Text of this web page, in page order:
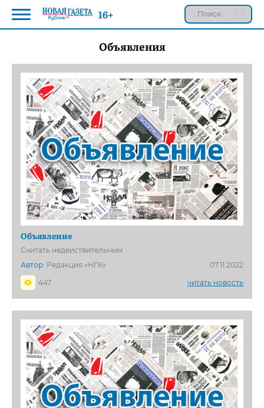
Объявления
Объявление
Считать недействительным
Автор: Редакция «НГК»
07.11.2022
447
читать новость
16+